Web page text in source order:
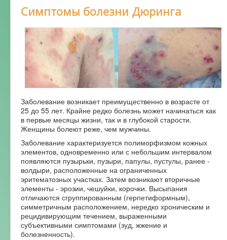
Симптомы болезни Дюринга
Заболевание возникает преимущественно в возрасте от
25 до 55 лет. Крайне редко болезнь может начинаться как
в первые месяцы жизни, так и в глубокой старости.
Женщины болеют реже, чем мужчины.
Заболевание характеризуется полиморфизмом кожных
элементов, одновременно или с небольшим интервалом
появляются пузырьки, пузыри, папулы, пустулы, ранее -
волдыри, расположенные на ограниченных
эритематозных участках. Затем возникают вторичные
элементы - эрозии, чешуйки, корочки. Высыпания
отличаются сгруппированным (герпетиформным),
симметричным расположением, нередко хроническим и
рецидивирующим течением, выраженными
субъективными симптомами (зуд, жжение и
болезненность).